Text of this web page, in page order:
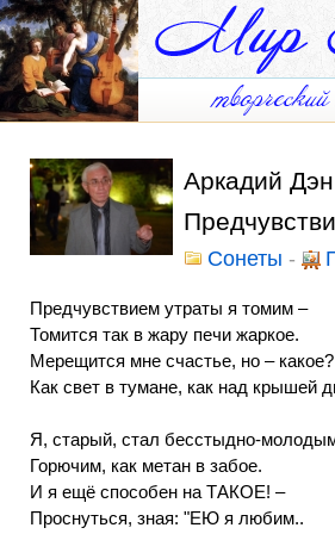
Аркадий Дэн
Сонеты -
Предчувствием утраты я томим –
Томится так в жару печи жаркое.
Мерещится мне счастье, но –
Как свет в тумане, как над крышей
Я, старый, стал бесстыдно-
Горючим, как метан в забое.
И я ещё способен на ТАКОЕ! –
Проснуться, зная: "ЕЮ я любим..